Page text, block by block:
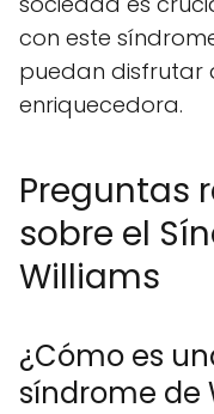
con este
puedan disfrutar
enriquecedora.
Preguntas
sobre el
Williams
¿Cómo es
síndrome de